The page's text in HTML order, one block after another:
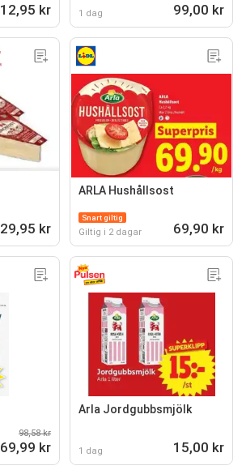
12,95 kr 1 dag 99,00 kr
29,95 kr
ARLA Hushållsost
Snart giltig
Giltig i 2 dagar 69,90 kr
98,58 kr
69,99 kr
Arla Jordgubbsmjölk
1 dag 15,00 kr